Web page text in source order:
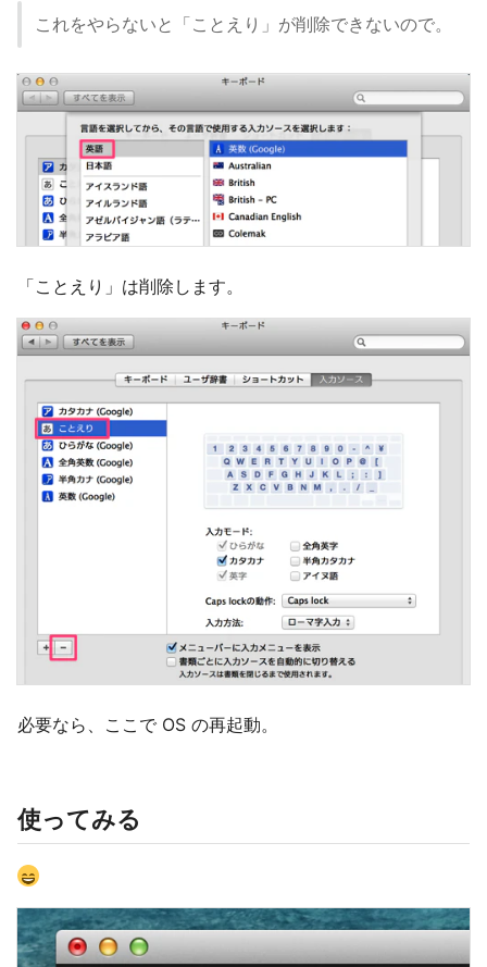
これをやらないと「ことえり」が削除できないので。
「ことえり」は削除します。
必要なら、ここで OS の再起動。
使ってみる